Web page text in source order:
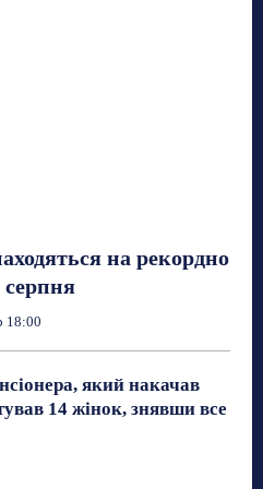
на рекордно
серпня
18:00
який накачав
14 жінок, знявши все